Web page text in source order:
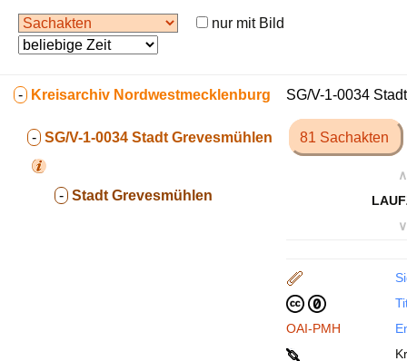
nur mit Bild
- Kreisarchiv Nordwestmecklenburg
- SG/V-1-0034 Stadt Grevesmühlen
- Stadt Grevesmühlen
SG/V-1-0034
81 Sachakten
∧
∨
OAI-PMH